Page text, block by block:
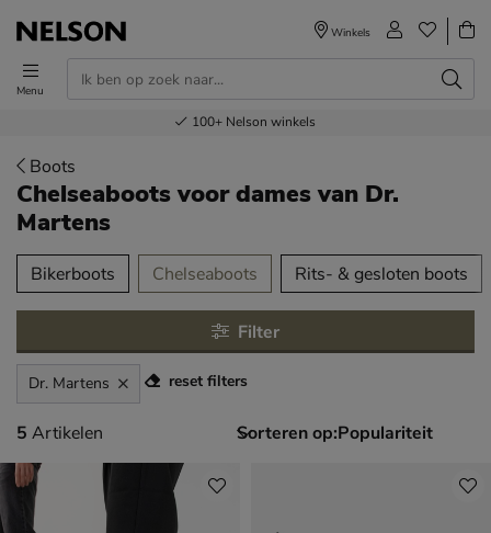
Menu
Winkels
Voor 23.00u besteld,volgende dag in huis
Gratisverzending en retour
Bestel nu,betaal later
100+ Nelson winkels
Boots
Chelseaboots voor damesvan Dr.
Martens
over
Bikerboots Chelseaboots Rits- & gesloten boots
Filter
Dr. Martens reset filters
5 artikelen
5 Artikelen Sorteren op: